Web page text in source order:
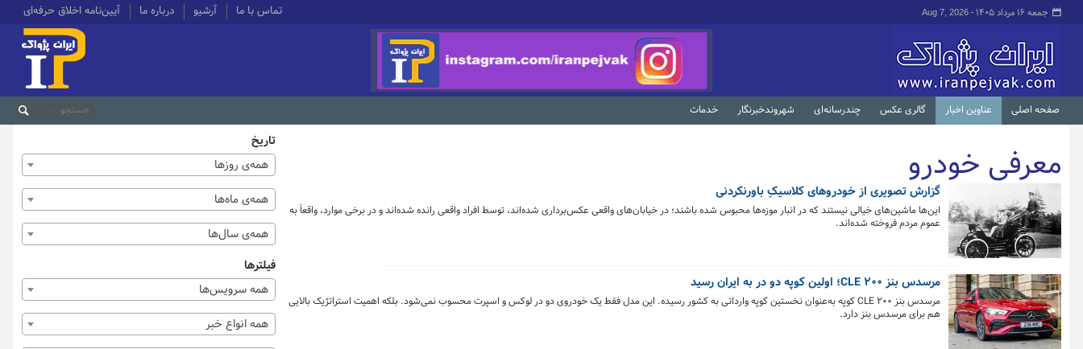
جمعه ۱۶ مرداد ۱۴۰۵ - Aug 7, 2026 تماس با ما آرشیو درباره ما آیین‌نامه اخلاق حرفه‌ای
صفحه اصلی عناوین اخبار گالری عکس چندرسانه‌ای شهروندخبرنگار خدمات
معرفی خودرو
کل اخبار:553 گزارش تصویری از خودروهای کلاسیکِ باورنکردنی
این‌ها ماشین‌های خیالی نیستند که در انبار موزه‌ها محبوس شده باشند؛ در خیابان‌های واقعی عکس‌برداری شده‌اند، توسط افراد واقعی رانده شده‌اند و در برخی موارد، واقعاً به
عموم مردم فروخته شده‌اند.
مرسدس بنز CLE ۲۰۰؛ اولین کوپه دو در به ایران رسید
مرسدس بنز CLE ۲۰۰ کوپه به‌عنوان نخستین کوپه وارداتی به کشور رسیده. این مدل فقط یک خودروی دو در لوکس و اسپرت محسوب نمی‌شود. بلکه اهمیت استراتژیک بالایی
هم برای مرسدس بنز دارد.
تاریخ
همه‌ی روزها
همه‌ی ماه‌ها
همه‌ی سال‌ها
فیلترها
همه سرویس‌ها
همه انواع خبر